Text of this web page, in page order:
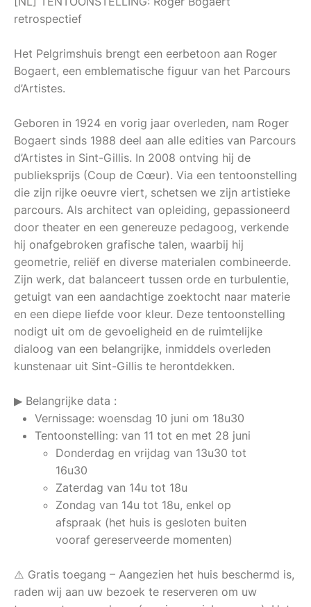
retrospectief
Het Pelgrimshuis brengt een eerbetoon aan Roger
Bogaert, een emblematische figuur van het Parcours
d’Artistes.
Geboren in 1924 en vorig jaar overleden, nam Roger
Bogaert sinds 1988 deel aan alle edities van Parcours
d’Artistes in Sint-Gillis. In 2008 ontving hij de
publieksprijs (Coup de Cœur). Via een tentoonstelling
die zijn rijke oeuvre viert, schetsen we zijn artistieke
parcours. Als architect van opleiding, gepassioneerd
door theater en een genereuze pedagoog, verkende
hij onafgebroken grafische talen, waarbij hij
geometrie, reliëf en diverse materialen combineerde.
Zijn werk, dat balanceert tussen orde en turbulentie,
getuigt van een aandachtige zoektocht naar materie
en een diepe liefde voor kleur. Deze tentoonstelling
nodigt uit om de gevoeligheid en de ruimtelijke
dialoog van een belangrijke, inmiddels overleden
kunstenaar uit Sint-Gillis te herontdekken.
▶ Belangrijke data :
Vernissage: woensdag 10 juni om 18u30
Tentoonstelling: van 11 tot en met 28 juni
Donderdag en vrijdag van 13u30 tot
16u30
Zaterdag van 14u tot 18u
Zondag van 14u tot 18u, enkel op
afspraak (het huis is gesloten buiten
vooraf gereserveerde momenten)
⚠️ Gratis toegang – Aangezien het huis beschermd is,
raden wij aan uw bezoek te reserveren om uw